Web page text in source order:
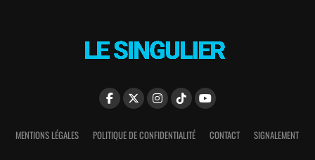
MENTIONS LÉGALES POLITIQUE DE CONFIDENTIALITÉ CONTACT SIGNALEMENT